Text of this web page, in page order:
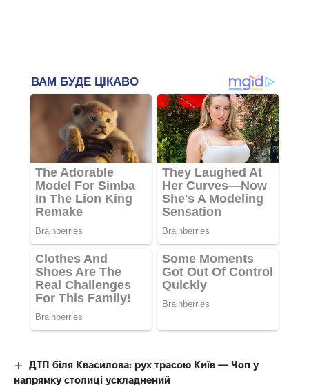
ДТП біля Квасилова: рух трасою Київ — Чоп у
напрямку столиці ускладнений